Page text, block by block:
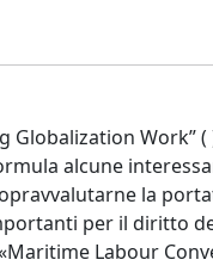
Work”
alcune
la
per il diritto
Labour